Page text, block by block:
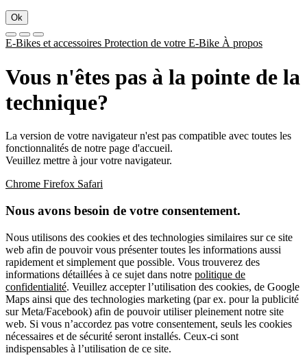
Ok
E-Bikes et accessoires Protection de votre E-Bike À propos
Vous n'êtes pas à la pointe de la
technique?
La version de votre navigateur n'est pas compatible avec toutes les
fonctionnalités de notre page d'accueil.
Veuillez mettre à jour votre navigateur.
Chrome Firefox Safari
Nous avons besoin de votre consentement.
Nous utilisons des cookies et des technologies similaires sur ce site
web afin de pouvoir vous présenter toutes les informations aussi
rapidement et simplement que possible. Vous trouverez des
informations détaillées à ce sujet dans notre politique de
confidentialité. Veuillez accepter l’utilisation des cookies, de Google
Maps ainsi que des technologies marketing (par ex. pour la publicité
sur Meta/Facebook) afin de pouvoir utiliser pleinement notre site
web. Si vous n’accordez pas votre consentement, seuls les cookies
nécessaires et de sécurité seront installés. Ceux-ci sont
indispensables à l’utilisation de ce site.